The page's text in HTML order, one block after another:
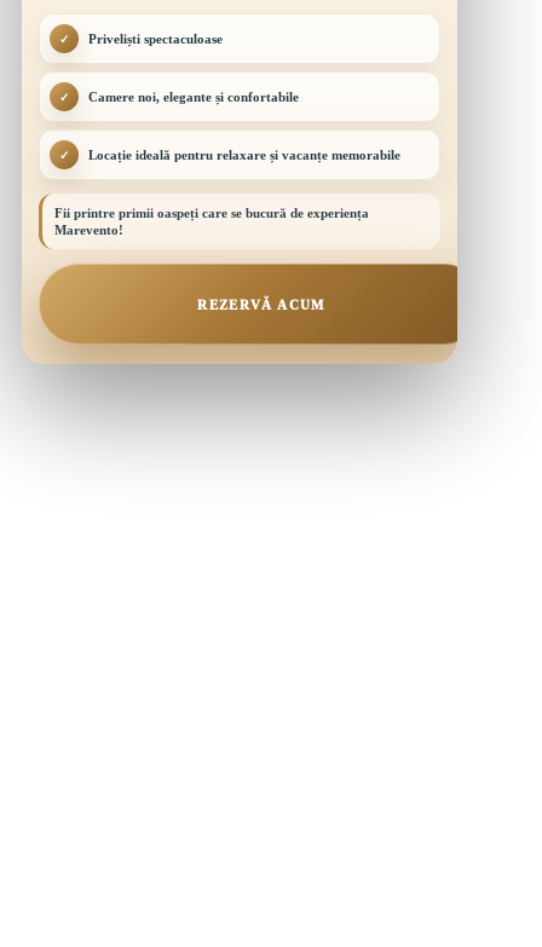
✓ Priveliști spectaculoase
✓ Camere noi, elegante și confortabile
✓ Locație ideală pentru relaxare și vacanțe memorabile
Fii printre primii oaspeți care se bucură de experiența
Marevento!
REZERVĂ ACUM